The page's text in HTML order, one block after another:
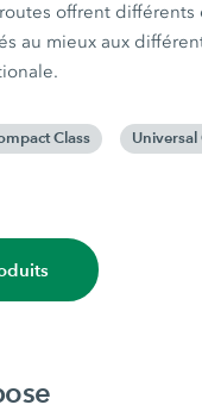
offrent
au mieux aux
Class Universal